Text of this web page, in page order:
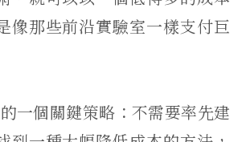
像那些前沿實驗室一樣支付巨
一個關鍵策略：不需要率先建